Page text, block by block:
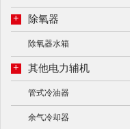
+ 除氧器
除氧器水箱
+ 其他电力辅机
管式冷油器
余气冷却器